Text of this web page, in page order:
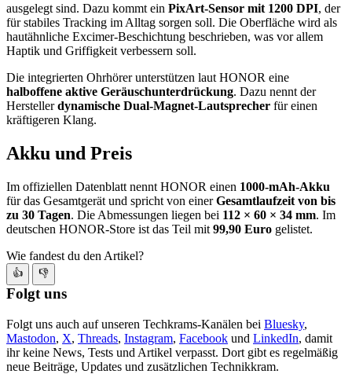
ausgelegt sind. Dazu kommt ein PixArt-Sensor mit 1200 DPI, der
für stabiles Tracking im Alltag sorgen soll. Die Oberfläche wird als
hautähnliche Excimer-Beschichtung beschrieben, was vor allem
Haptik und Griffigkeit verbessern soll.
Die integrierten Ohrhörer unterstützen laut HONOR eine
halboffene aktive Geräuschunterdrückung. Dazu nennt der
Herstellerdynamische Dual-Magnet-Lautsprecher für einen
kräftigeren Klang.
Akku und Preis
Im offiziellen Datenblatt nennt HONOR einen 1000-mAh-Akku
für das Gesamtgerät und spricht von einerGesamtlaufzeit von bis
zu 30 Tagen. Die Abmessungen liegen bei 112 × 60 × 34 mm. Im
deutschen HONOR-Store ist das Teil mit 99,90 Euro gelistet.
Wie fandest du den Artikel?
👍 👎
Folgt uns
Folgt uns auch auf unseren Techkrams-Kanälen bei Bluesky,
Mastodon, X, Threads, Instagram, Facebook und LinkedIn, damit
ihr keine News, Tests und Artikel verpasst. Dort gibt es regelmäßig
neue Beiträge, Updates und zusätzlichen Technikkram.